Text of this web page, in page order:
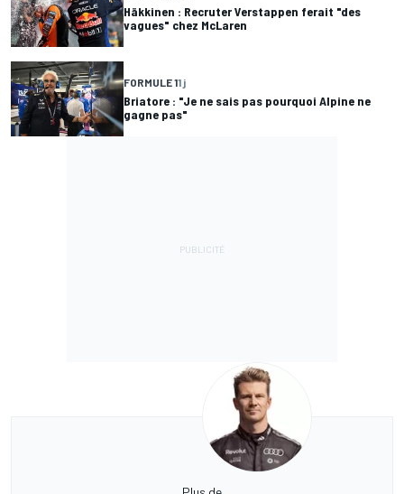
Häkkinen : Recruter Verstappen ferait "des
vagues" chez McLaren
FORMULE 11 j
Briatore : "Je ne sais pas pourquoi Alpine ne
gagne pas"